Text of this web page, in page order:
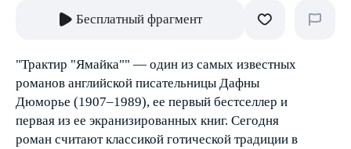
Бесплатный фрагмент
"Трактир "Ямайка"" — один из самых известных
романов английской писательницы Дафны
Дюморье (1907–1989), ее первый бестселлер и
первая из ее экранизированных книг. Сегодня
роман считают классикой готической традиции в